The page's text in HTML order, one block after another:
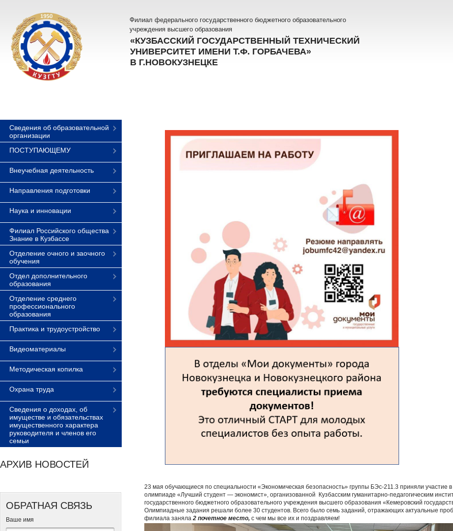
Филиал федерального государственного бюджетного образовательного
учреждения высшего образования
«КУЗБАССКИЙ ГОСУДАРСТВЕННЫЙ ТЕХНИЧЕСКИЙ
УНИВЕРСИТЕТ ИМЕНИ Т.Ф. ГОРБАЧЕВА»
В Г.НОВОКУЗНЕЦКЕ
Сведения об образовательной
организации
ПОСТУПАЮЩЕМУ
Внеучебная деятельность
Направления подготовки
Наука и инновации
Филиал Российского общества
Знание в Кузбассе
Отделение очного и заочного
обучения
Отдел дополнительного
образования
Отделение среднего
профессионального
образования
Практика и трудоустройство
Видеоматериалы
Методическая копилка
Охрана труда
Сведения о доходах, об
имуществе и обязательствах
имущественного характера
руководителя и членов его
семьи
АРХИВ НОВОСТЕЙ
ОБРАТНАЯ СВЯЗЬ
Ваше имя
23 мая обучающиеся по специальности «Экономическая безопасность» группы БЭс-211.3 приняли участие в
олимпиаде «Лучший студент — экономист», организованной Кузбасским гуманитарно-педагогическим
государственного бюджетного образовательного учреждения высшего образования «Кемеровский
Олимпиадные задания решали более 30 студентов. Всего было семь заданий, отражающих актуальные
филиала заняла2 почетное место, с чем мы все их и поздравляем!